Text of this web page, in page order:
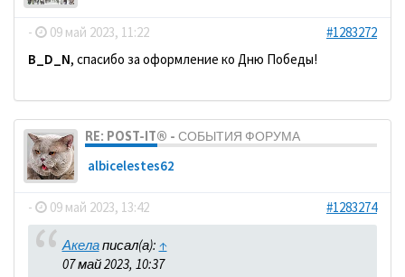
- 09 май 2023, 11:22
#1283272
B_D_N, спасибо за оформление ко Дню Победы!
RE: POST-IT® - СОБЫТИЯ ФОРУМА
albicelestes62
- 09 май 2023, 13:42 #1283274
Акелаписал(а): ↑
07 май 2023, 10:37